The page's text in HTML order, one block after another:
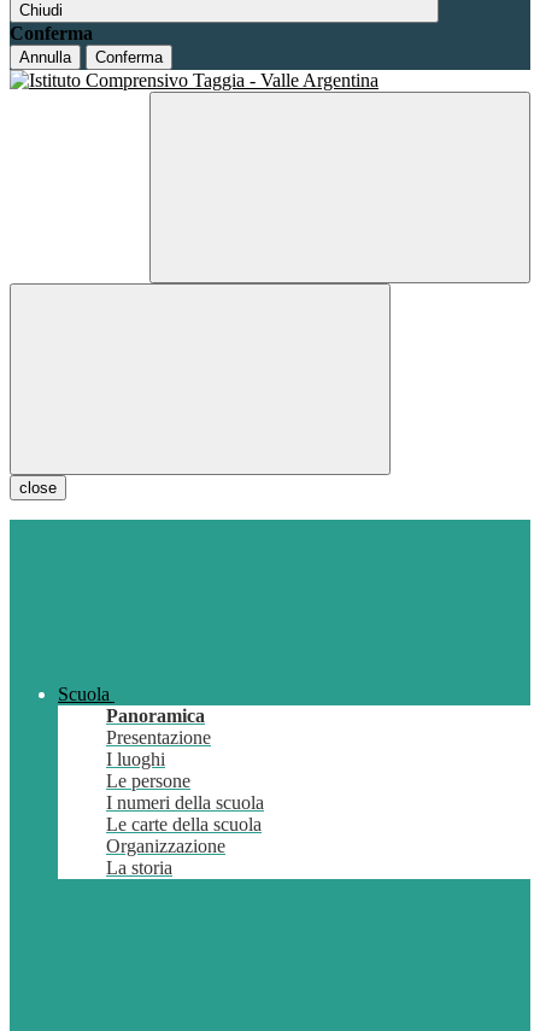
Chiudi
Conferma
Annulla Conferma
close
Scuola
Panoramica
Presentazione
I luoghi
Le persone
I numeri della scuola
Le carte della scuola
Organizzazione
La storia